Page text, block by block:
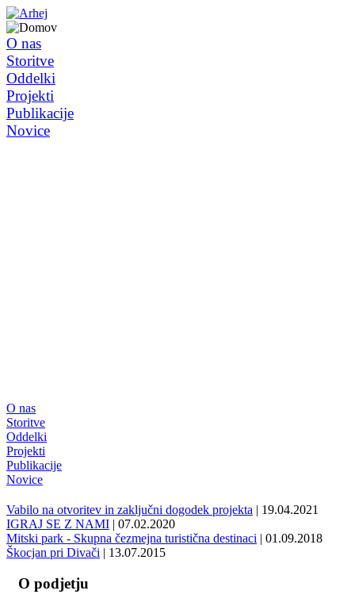
O nas
Storitve
Oddelki
Projekti
Publikacije
Novice
O nas
Storitve
Oddelki
Projekti
Publikacije
Novice
Vabilo na otvoritev in zaključni dogodek projekta | 19.04.2021
IGRAJ SE Z NAMI | 07.02.2020
Mitski park - Skupna čezmejna turistična destinaci | 01.09.2018
Škocjan pri Divači | 13.07.2015
O podjetju